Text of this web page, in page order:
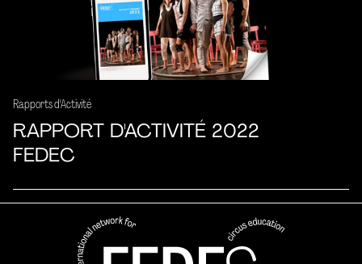
Rapports d'Activité
RAPPORT D'ACTIVITÉ 2022
FEDEC
FEDEC - Réseau
professionnelle aux arts du